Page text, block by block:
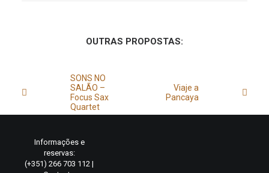
OUTRAS PROPOSTAS:
SONS NO
SALÃO –
Focus Sax
Quartet
Viaje a
Pancaya
Informações e
reservas:
(+351) 266 703 112 |